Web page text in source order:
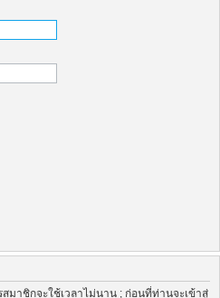
มาชิกจะใช้เวลาไม่นาน ; ก่อนที่ท่านจะเข้าสู่